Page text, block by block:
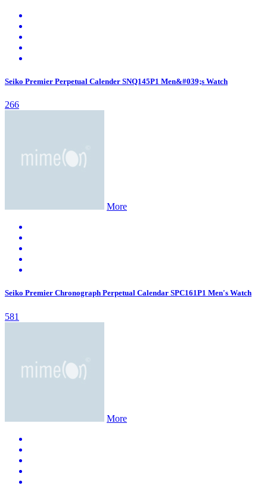
Seiko Premier Perpetual Calender SNQ145P1 Men&#039;s Watch
266
More
Seiko Premier Chronograph Perpetual Calendar SPC161P1 Men's Watch
581
More